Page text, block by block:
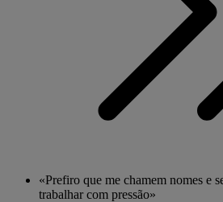
«Prefiro que me chamem nomes e
trabalhar com pressão»